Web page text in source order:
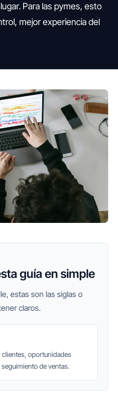
Para las pymes, esto
mejor experiencia del
guía en simple
estas son las siglas o
claros.
clientes, oportunidades
de ventas.